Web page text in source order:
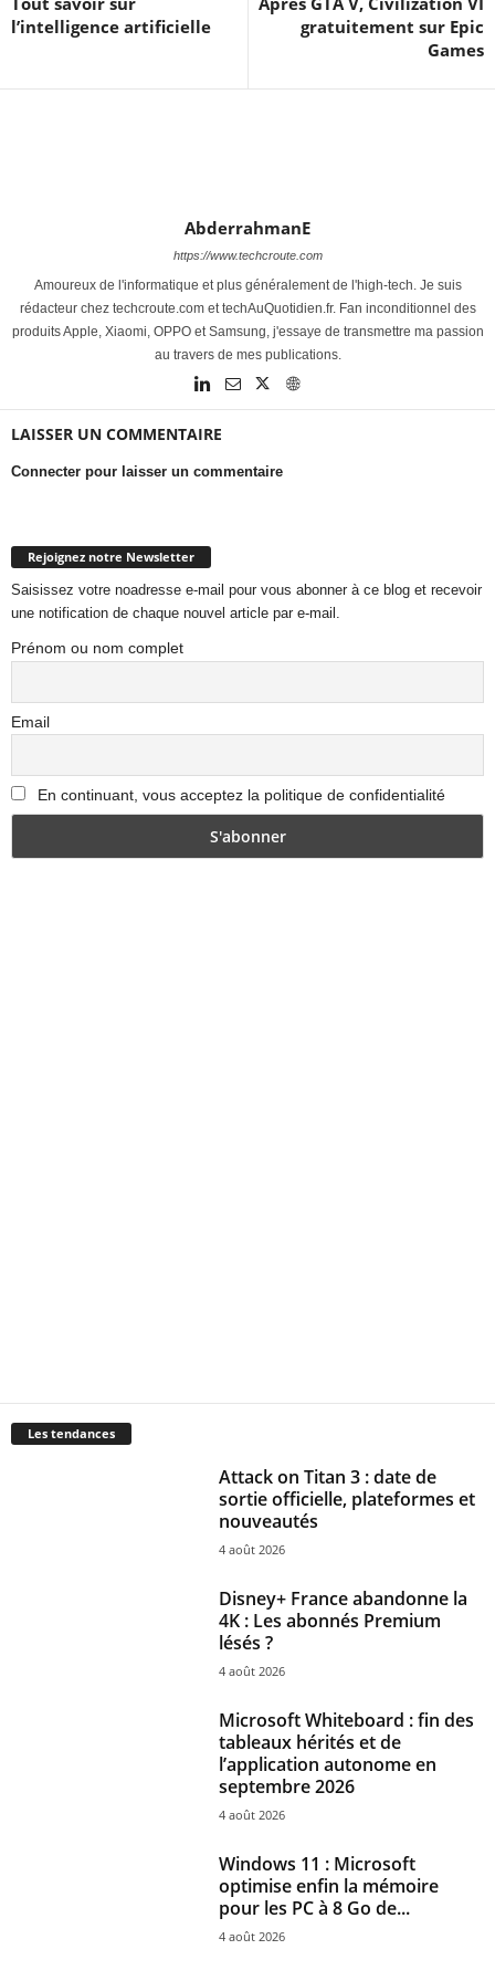
l’intelligence artificielle
gratuitement sur Epic
Games
AbderrahmanE
https://www.techcroute.com
Amoureux de l'informatique et plus généralement de l'high-tech. Je suis
rédacteur chez techcroute.com et techAuQuotidien.fr. Fan inconditionnel des
produits Apple, Xiaomi, OPPO et Samsung, j'essaye de transmettre ma passion
au travers de mes publications.
LAISSER UN COMMENTAIRE
Connecter pour laisser un commentaire
Rejoignez notre Newsletter
Saisissez votre noadresse e-mail pour vous abonner à ce blog et recevoir
une notification de chaque nouvel article par e-mail.
Prénom ou nom complet
Email
En continuant, vous acceptez la politique de confidentialité
Les tendances
Attack on Titan 3 : date de
sortie officielle, plateformes et
nouveautés
4 août 2026
Disney+ France abandonne la
4K : Les abonnés Premium
lésés ?
4 août 2026
Microsoft Whiteboard : fin des
tableaux hérités et de
l’application autonome en
septembre 2026
4 août 2026
Windows 11 : Microsoft
optimise enfin la mémoire
pour les PC à 8 Go de...
4 août 2026